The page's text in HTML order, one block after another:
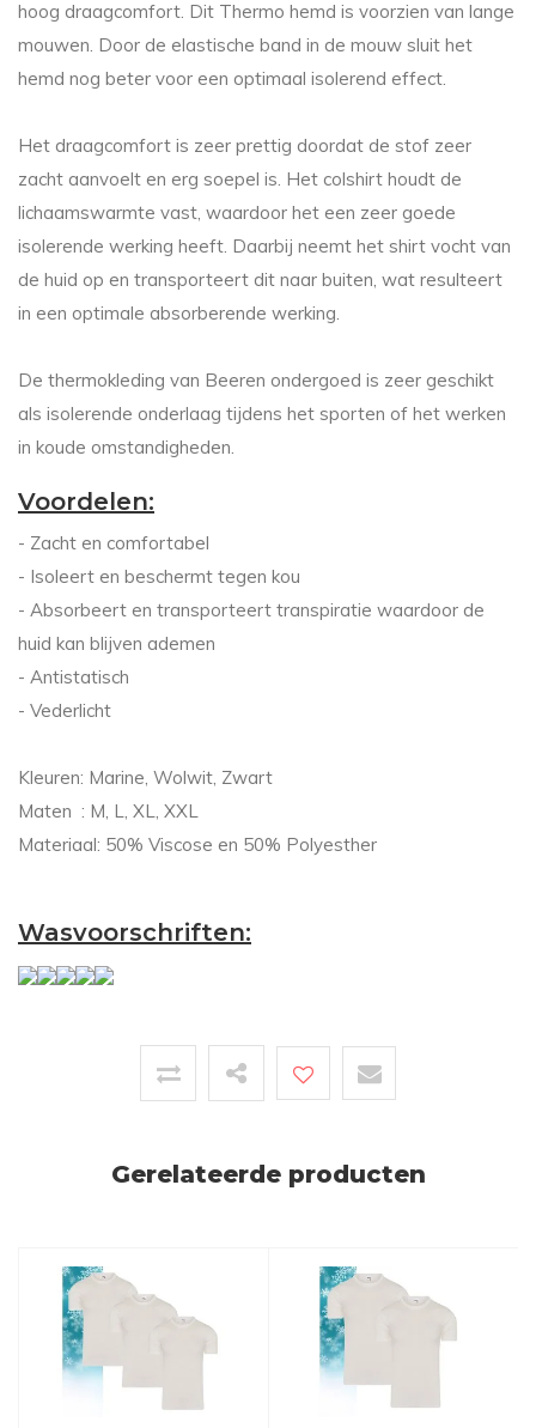
hoog draagcomfort. Dit Thermo hemd is voorzien van lange
mouwen. Door de elastische band in de mouw sluit het
hemd nog beter voor een optimaal isolerend effect.
Het draagcomfort is zeer prettig doordat de stof zeer
zacht aanvoelt en erg soepel is. Het colshirt houdt de
lichaamswarmte vast, waardoor het een zeer goede
isolerende werking heeft. Daarbij neemt het shirt vocht van
de huid op en transporteert dit naar buiten, wat resulteert
in een optimale absorberende werking.
De thermokleding van Beeren ondergoed is zeer geschikt
als isolerende onderlaag tijdens het sporten of het werken
in koude omstandigheden.
Voordelen:
- Zacht en comfortabel
- Isoleert en beschermt tegen kou
- Absorbeert en transporteert transpiratie waardoor de
huid kan blijven ademen
- Antistatisch
- Vederlicht
Kleuren: Marine, Wolwit, Zwart
Maten : M, L, XL, XXL
Materiaal: 50% Viscose en 50% Polyesther
Wasvoorschriften:
Gerelateerde producten